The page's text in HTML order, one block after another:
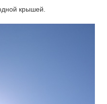
крышей.